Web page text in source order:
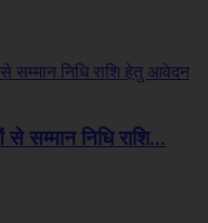
सम्मान निधि राशि...